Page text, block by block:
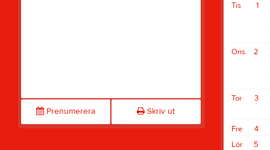
Prenumerera Skriv ut
1
Tis
2
Ons
3
Tor
4
Fre
5
Lör